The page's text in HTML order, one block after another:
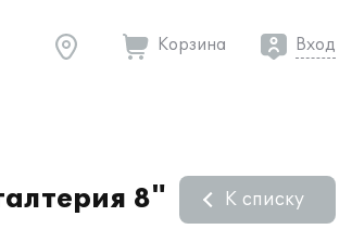
Корзина Вход
8" К списку